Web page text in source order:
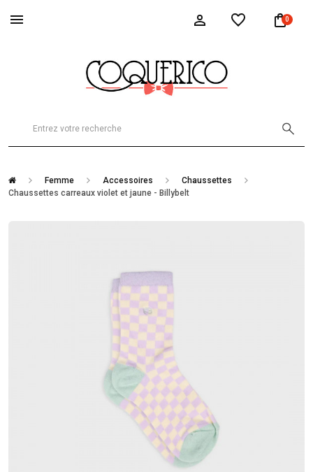
0
Femme Accessoires
Chaussettes
Chaussettes carreaux violet et jaune - Billybelt